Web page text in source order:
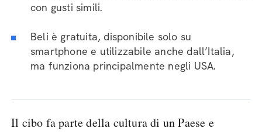
con gusti simili.
Beli è gratuita, disponibile solo su
smartphone e utilizzabile anche dall’Italia,
ma funziona principalmente negli USA.
Il cibo fa parte della cultura di un Paese e